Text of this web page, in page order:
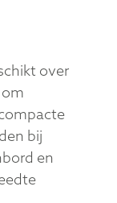
over
bij
en